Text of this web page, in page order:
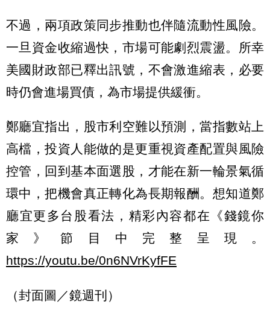
不過，兩項政策同步推動也伴隨流動性風險。
一旦資金收縮過快，市場可能劇烈震盪。所幸
美國財政部已釋出訊號，不會激進縮表，必要
時仍會進場買債，為市場提供緩衝。
鄭廳宜指出，股市利空難以預測，當指數站上
高檔，投資人能做的是更重視資產配置與風險
控管，回到基本面選股，才能在新一輪景氣循
環中，把機會真正轉化為長期報酬。想知道鄭
廳宜更多台股看法，精彩內容都在《錢鏡你
家》節目中完整呈現。
https://youtu.be/0n6NVrKyfFE
（封面圖／鏡週刊）